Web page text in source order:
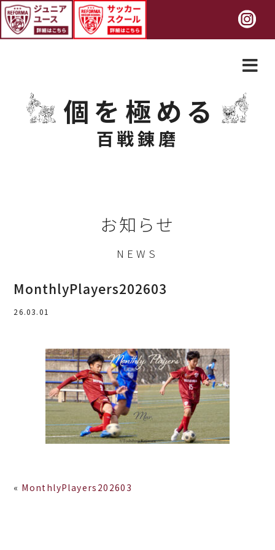
個を極める
百戦錬磨
お知らせ
NEWS
MonthlyPlayers202603
26.03.01
« MonthlyPlayers202603